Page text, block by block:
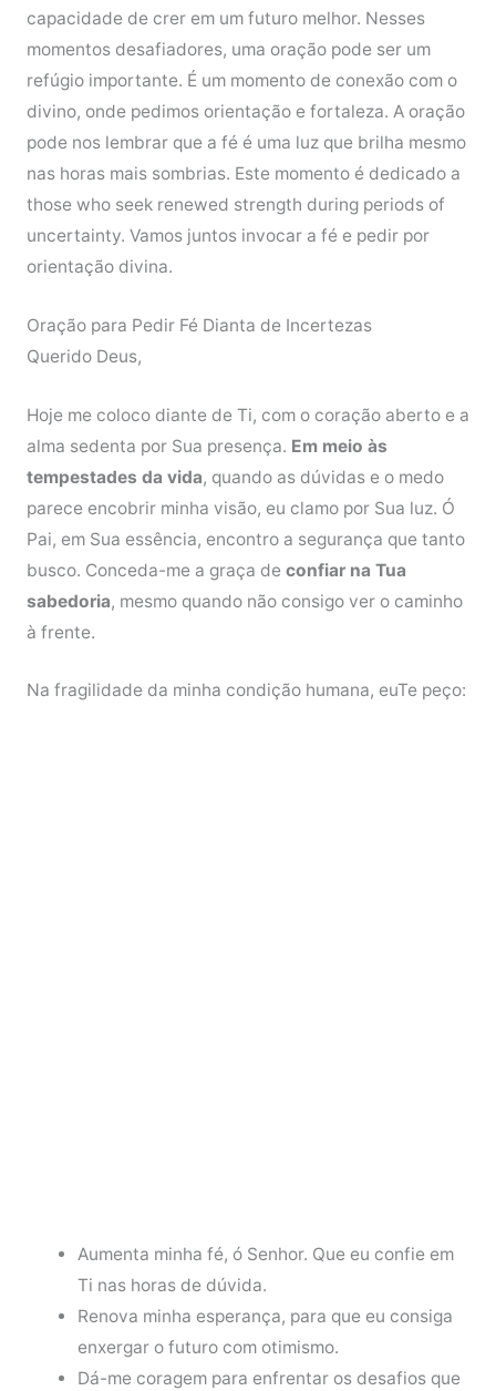
capacidade de crer em um futuro melhor. Nesses
momentos desafiadores, uma oração pode ser um
refúgio importante. É um momento de conexão com o
divino, onde pedimos orientação e fortaleza. A oração
pode nos lembrar que a fé é uma luz que brilha mesmo
nas horas mais sombrias. Este momento é dedicado a
those who seek renewed strength during periods of
uncertainty. Vamos juntos invocar a fé e pedir por
orientação divina.
Oração para Pedir Fé Dianta de Incertezas
Querido Deus,
Hoje me coloco diante de Ti, com o coração aberto e a
alma sedenta por Sua presença. Em meio às
tempestades da vida, quando as dúvidas e o medo
parece encobrir minha visão, eu clamo por Sua luz. Ó
Pai, em Sua essência, encontro a segurança que tanto
busco. Conceda-me a graça deconfiar na Tua
sabedoria, mesmo quando não consigo ver o caminho
à frente.
Na fragilidade da minha condição humana, euTe peço:
Aumenta minha fé, ó Senhor. Que eu confie em
Ti nas horas de dúvida.
Renova minha esperança, para que eu consiga
enxergar o futuro com otimismo.
Dá-me coragem para enfrentar os desafios que